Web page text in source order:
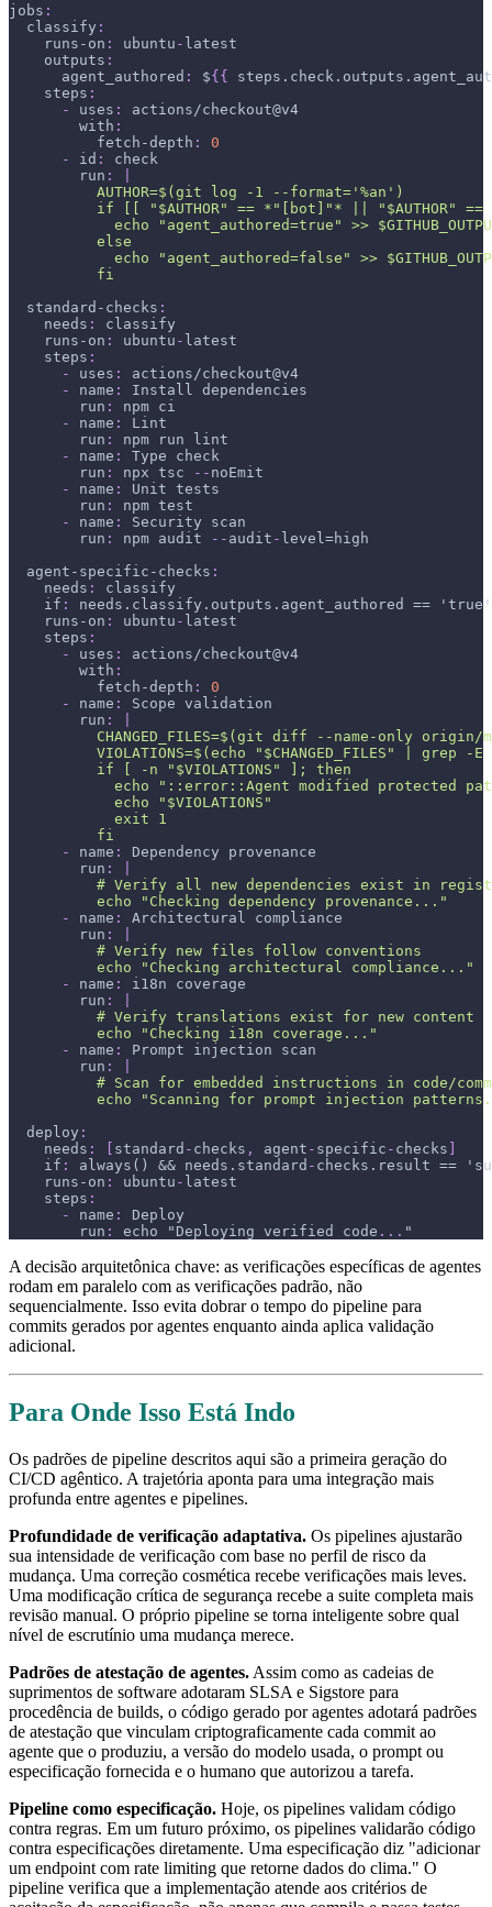
jobs :
classify :
runs-on : ubuntu - latest
outputs :
agent_authored : ${ {
steps :
-
uses :
actions/checkout@v4
with :
fetch-depth :
0
-
id :
check
run :
          AUTHOR=$(git log -1 --format='%an')
if [[ "$AUTHOR" == *"[bot]"* || "$AUTHOR" ==
echo "agent_authored=true" >>
          else
echo "agent_authored=false" >>
          fi
standard-checks :
needs :
classify
runs-on : ubuntu - latest
steps :
-
uses :
actions/checkout@v4
-
name :
Install dependencies
run :
npm ci
-
name :
Lint
run :
npm run lint
-
name :
Type check
run : npx tsc - - noEmit
-
name :
Unit tests
run :
npm test
-
name :
Security scan
run : npm audit - - audit - level=high
agent-specific-checks :
needs :
classify
if :
needs.classify.outputs.agent_authored == 'true'
runs-on : ubuntu - latest
steps :
-
uses :
actions/checkout@v4
with :
fetch-depth :
0
-
name :
Scope validation
run :
CHANGED_FILES=$(git diff --name-only origin/
VIOLATIONS=$(echo "$CHANGED_FILES" | grep -
          if [ -n "$VIOLATIONS" ]; then
echo "::error::Agent modified protected
            echo "$VIOLATIONS"
            exit 1
          fi
-
name :
Dependency provenance
run :
# Verify all new dependencies exist in
          echo "Checking dependency provenance..."
-
name :
Architectural compliance
run :
          # Verify new files follow conventions
          echo "Checking architectural compliance..."
-
name :
i18n coverage
run :
          # Verify translations exist for new content
          echo "Checking i18n coverage..."
-
name :
Prompt injection scan
run :
# Scan for embedded instructions in code/
echo "Scanning for prompt injection
deploy :
needs : standard - checks , agent - specific - checks
if : always() && needs.standard - checks.result ==
runs-on : ubuntu - latest
steps :
-
name :
Deploy
run : echo "Deploying verified code ... "
A decisão arquitetônica chave: as verificações específicas de agentes
rodam em paralelo com as verificações padrão, não
sequencialmente. Isso evita dobrar o tempo do pipeline para
commits gerados por agentes enquanto ainda aplica validação
adicional.
Para Onde Isso Está Indo
Os padrões de pipeline descritos aqui são a primeira geração do
CI/CD agêntico. A trajetória aponta para uma integração mais
profunda entre agentes e pipelines.
Profundidade de verificação adaptativa. Os pipelines ajustarão
sua intensidade de verificação com base no perfil de risco da
mudança. Uma correção cosmética recebe verificações mais leves.
Uma modificação crítica de segurança recebe a suite completa mais
revisão manual. O próprio pipeline se torna inteligente sobre qual
nível de escrutínio uma mudança merece.
Padrões de atestação de agentes. Assim como as cadeias de
suprimentos de software adotaram SLSA e Sigstore para
procedência de builds, o código gerado por agentes adotará padrões
de atestação que vinculam criptograficamente cada commit ao
agente que o produziu, a versão do modelo usada, o prompt ou
especificação fornecida e o humano que autorizou a tarefa.
Pipeline como especificação. Hoje, os pipelines validam código
contra regras. Em um futuro próximo, os pipelines validarão código
contra especificações diretamente. Uma especificação diz "adicionar
um endpoint com rate limiting que retorne dados do clima." O
pipeline verifica que a implementação atende aos critérios de